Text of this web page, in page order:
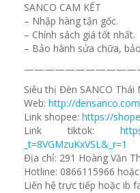
SANCO CAM KẾT
– Nhập hàng tận gốc.
– Chính sách giá tốt nhất.
– Bảo hành sửa chữa,
Siêu thị Đèn SANCO Thái
Web: http://
Link shopee: https://
Link tiktok:
_t=8VGMzuKxVSL&_r=1
Địa chỉ: 291 Hoàng Văn
Hotline: 0866115966
Liên hệ trực tiếp hoặc ib